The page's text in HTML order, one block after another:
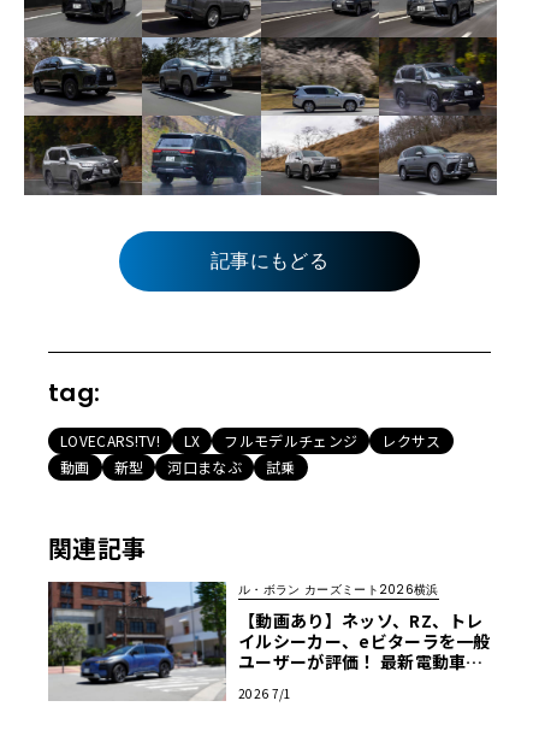
記事にもどる
tag:
LOVECARS!TV! LX フルモデルチェンジ
レクサス
動画
新型 河口まなぶ 試乗
関連記事
ル・ボラン カーズミート2026横浜
【動画あり】ネッソ、RZ、トレ
イルシーカー、eビターラを一般
ユーザーが評価！ 最新電動車体
ーズミート2026横浜】
2026 7/1